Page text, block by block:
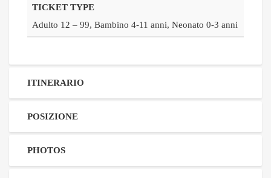
TICKET TYPE
Adulto 12 – 99, Bambino 4-11 anni, Neonato 0-3 anni
ITINERARIO
POSIZIONE
PHOTOS